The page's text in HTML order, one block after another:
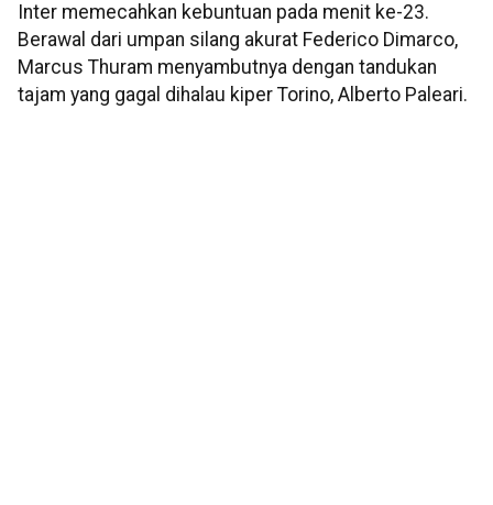
Inter memecahkan kebuntuan pada menit ke-23.
Berawal dari umpan silang akurat Federico Dimarco,
Marcus Thuram menyambutnya dengan tandukan
tajam yang gagal dihalau kiper Torino, Alberto Paleari.